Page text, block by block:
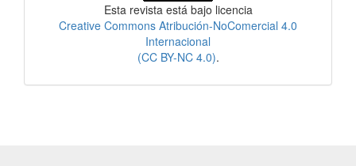
Esta revista está bajo licencia
Creative Commons Atribución-NoComercial 4.0
Internacional
(CC BY-NC 4.0).